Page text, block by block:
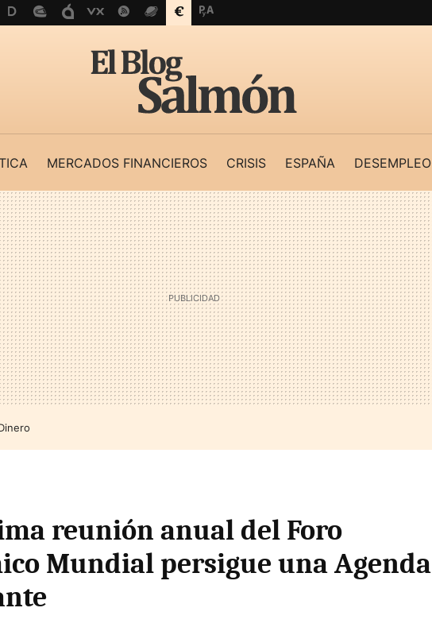
MERCADOS FINANCIEROS CRISIS ESPAÑA DESEMPLEO
reunión anual del Foro
Mundial persigue una Agenda